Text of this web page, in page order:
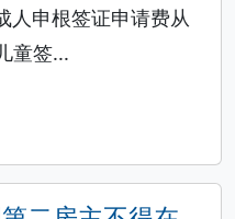
人申根签证申请费从
童签...